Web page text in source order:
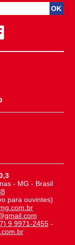
- MG - Brasil
para ouvintes)
9 9971-2455-